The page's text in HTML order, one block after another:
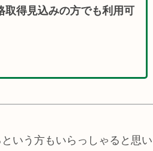
取得見込みの方でも利用可
いう方もいらっしゃると思い